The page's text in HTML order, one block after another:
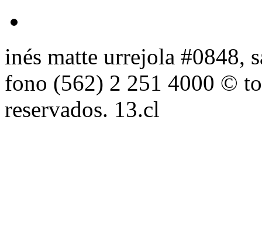
inés matte urrejola #0848,
fono (562) 2 251 4000 ©
reservados. 13.cl